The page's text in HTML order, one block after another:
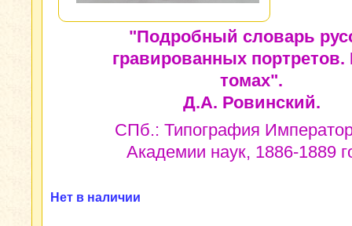
"Подробный словарь
гравированных портретов.
томах".
Д.А. Ровинский.
СПб.: Типография
Академии наук, 1886-1889
Нет в наличии